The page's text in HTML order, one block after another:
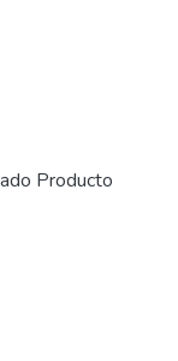
Producto